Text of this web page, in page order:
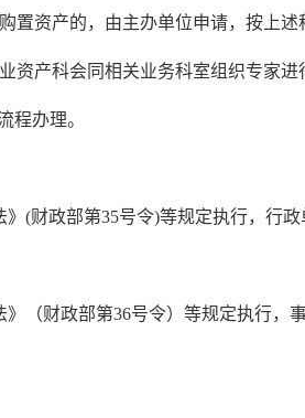
资产的，由主办单位申请，按上述
产科会同相关业务科室组织专家
程办理。
(财政部第35号令)等规定执行，行
（财政部第36号令）等规定执行，